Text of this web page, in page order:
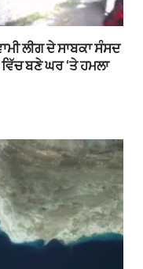
ਲੀਗ ਦੇ ਸਾਬਕਾ ਸੰਸਦ
ਬਣੇ ਘਰ ‘ਤੇ ਹਮਲਾ